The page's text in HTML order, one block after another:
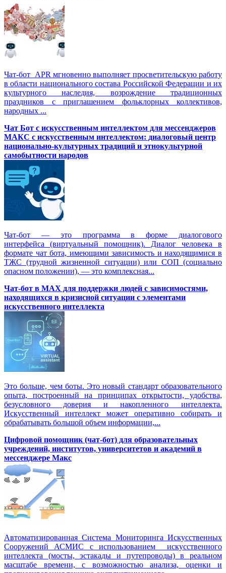
Чат-бот APR мгновенно выполняет просветительскую работу
в области национального состава Российской Федерации и их
культурного наследия, возрождение традиционных
праздников с приглашением фольклорных коллективов,
народных ...
Чат Бот с искусственным интеллектом для мессенджеров
МАКС с искусственным интеллектом: диалоговый центр
национально-культурных традиций и этнокультурной
самобытности народов
Чат-бот — это программа в форме диалогового
интерфейса (виртуальный помощник). Диалог человека в
формате чат бота, имеющими зависимость и находящимися в
ТЖС (трудной жизненной ситуации) или СОП (социально
опасном положении), — это комплексная...
Чат-бот в MAX для поддержки людей с зависимостями,
находящихся в кризисной ситуации с элементами
искусственного интеллекта
Это больше, чем боты. Это новый стандарт образовательного
опыта, построенный на принципах открытости, удобства,
безусловного доверия и накопленного интеллекта.
Искусственный интеллект может оперативно собирать и
обрабатывать большой объем информации,...
Цифровой помощник (чат-бот) для образовательных
учреждений, институтов, университетов и академий в
мессенджере Макс
Автоматизированная Система Мониторинга Искусственных
Сооружений АСМИС с использованием искусственного
интеллекта (мосты, эстакады и путепроводы) в реальном
масштабе времени, с возможностью анализа, оценки и